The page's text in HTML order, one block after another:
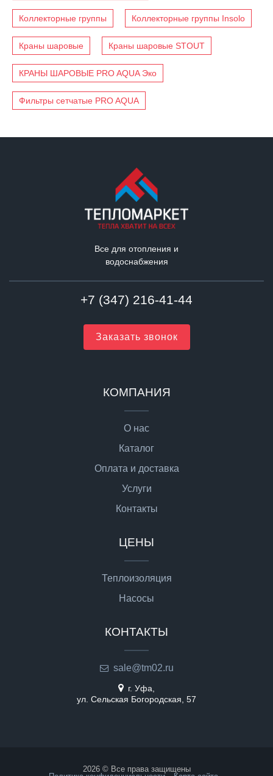
Коллекторные группы Коллекторные группы Insolo
Краны шаровые Краны шаровые STOUT
КРАНЫ ШАРОВЫЕ PRO AQUA Эко
Фильтры сетчатые PRO AQUA
Все для отопления и
водоснабжения
+7 (347) 216-41-44
Заказать звонок
КОМПАНИЯ
О нас
Каталог
Оплата и доставка
Услуги
Контакты
ЦЕНЫ
Теплоизоляция
Насосы
КОНТАКТЫ
sale@tm02.ru
г. Уфа,
ул. Сельская Богородская, 57
2026 © Все права защищены